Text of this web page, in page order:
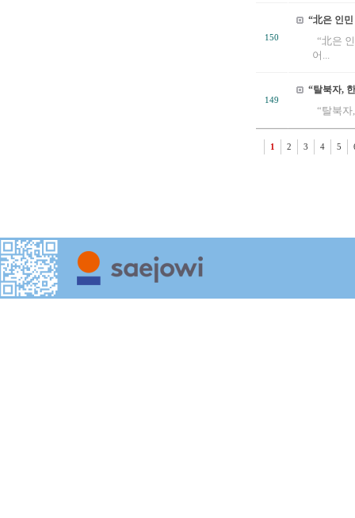
150
“北은 인
“北은
어...
149
“탈북자,
“탈북
1 2 3 4 5